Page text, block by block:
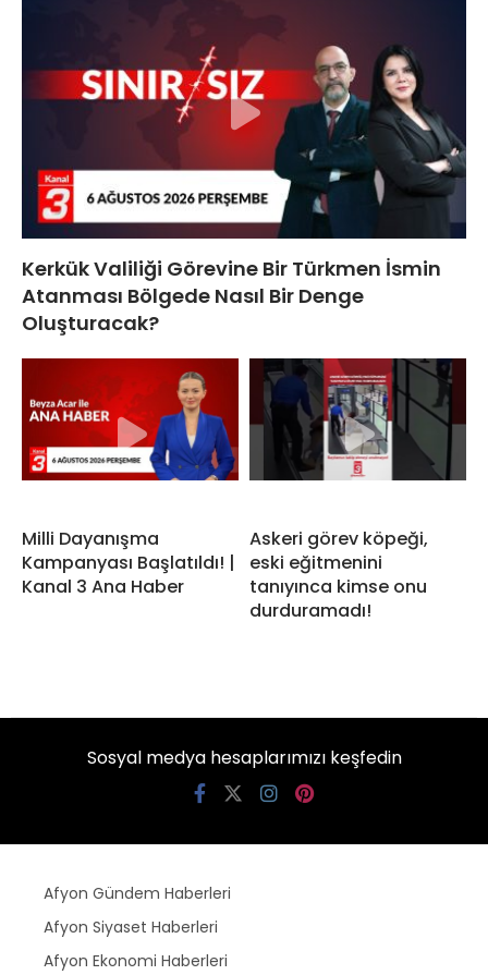
Kerkük Valiliği Görevine Bir Türkmen İsmin
Atanması Bölgede Nasıl Bir Denge
Oluşturacak?
Milli Dayanışma
Kampanyası Başlatıldı! |
Kanal 3 Ana Haber
Askeri görev köpeği,
eski eğitmenini
tanıyınca kimse onu
durduramadı!
Sosyal medya hesaplarımızı keşfedin
Afyon Gündem Haberleri
Afyon Siyaset Haberleri
Afyon Ekonomi Haberleri